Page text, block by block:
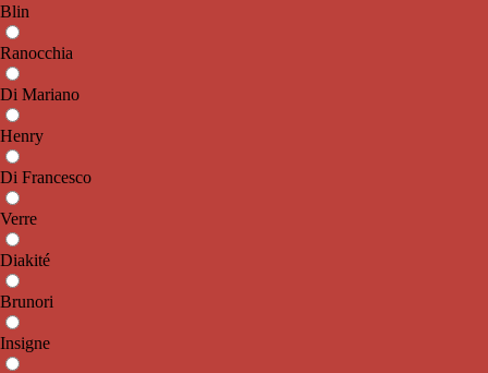
Blin
Ranocchia
Di Mariano
Henry
Di Francesco
Verre
Diakité
Brunori
Insigne